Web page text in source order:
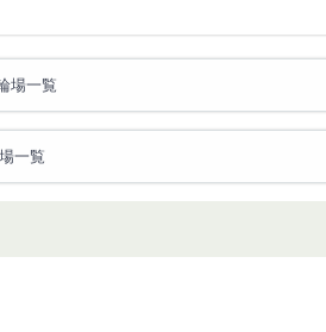
場一覧
一覧